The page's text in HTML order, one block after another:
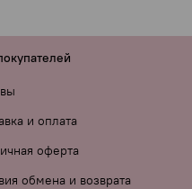
и оплата
оферта
обмена и возврата